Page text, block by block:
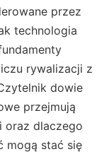
przez
technologia
rywalizacji z
dowie
przejmują
oraz dlaczego
mogą stać się